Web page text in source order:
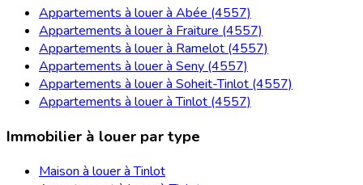
Appartements à louer à Abée (4557)
Appartements à louer à Fraiture (4557)
Appartements à louer à Ramelot (4557)
Appartements à louer à Seny (4557)
Appartements à louer à Soheit-Tinlot (4557)
Appartements à louer à Tinlot (4557)
Immobilier à louer par type
Maison à louer à Tinlot